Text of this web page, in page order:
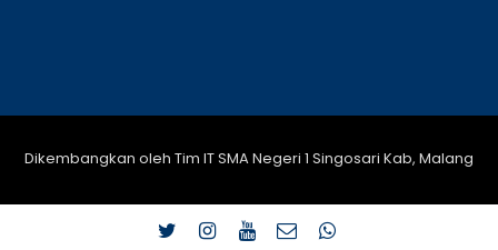
Dikembangkan oleh Tim IT SMA Negeri 1 Singosari Kab, Malang